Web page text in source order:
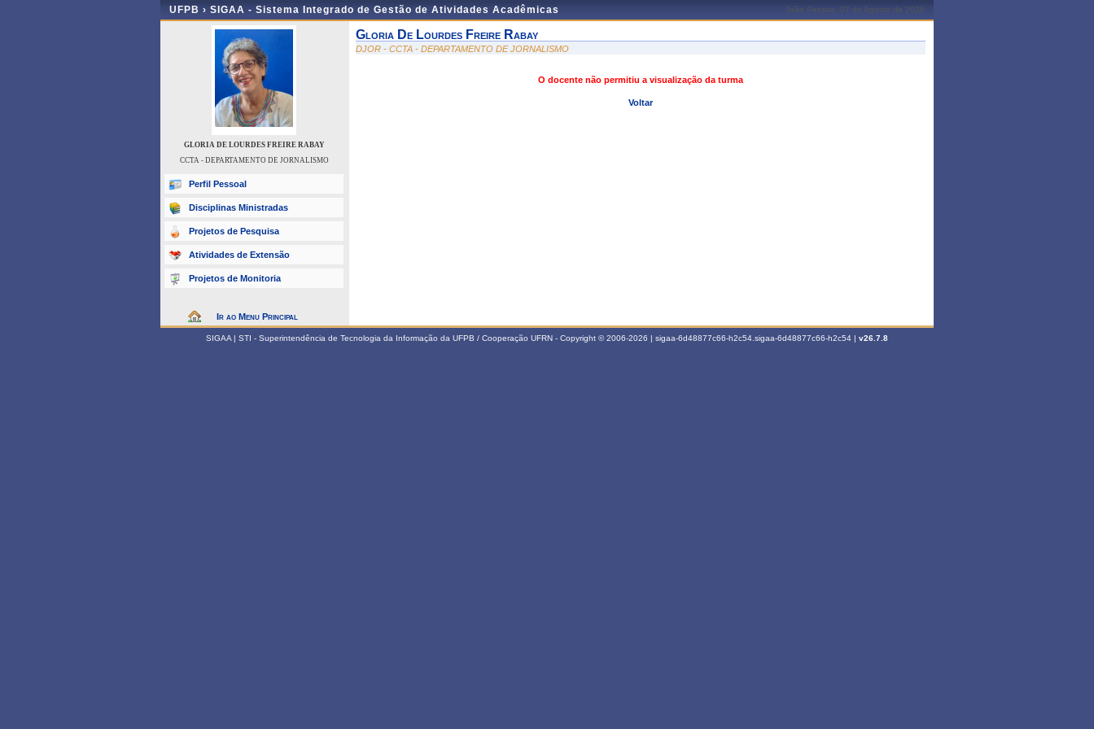
UFPB › SIGAA - Sistema Integrado de Gestão de Atividades Acadêmicas João Pessoa, 07 de Agosto de 2026
GLORIA DE LOURDES FREIRE RABAY
CCTA - DEPARTAMENTO DE JORNALISMO
Perfil Pessoal
Disciplinas Ministradas
Projetos de Pesquisa
Atividades de Extensão
Projetos de Monitoria
Ir ao Menu Principal
Gloria De Lourdes Freire Rabay
DJOR - CCTA - DEPARTAMENTO DE JORNALISMO
O docente não permitiu a visualização da turma
Voltar
SIGAA | STI - Superintendência de Tecnologia da Informação da UFPB / Cooperação UFRN - Copyright © 2006-2026 | sigaa-6d48877c66-h2c54.sigaa-6d48877c66-h2c54 | v26.7.8